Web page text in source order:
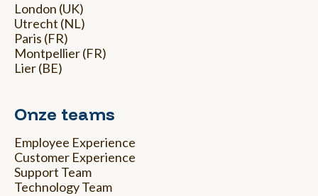
London (UK)
Utrecht (NL)
Paris (FR)
Montpellier (FR)
Lier (BE)
Onze teams
Employee Experience
Customer Experience
Support Team
Technology Team